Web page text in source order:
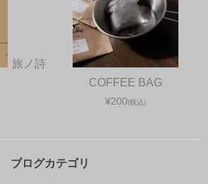
旅ノ詩
COFFEE BAG
¥200(税込)
ブログカテゴリ